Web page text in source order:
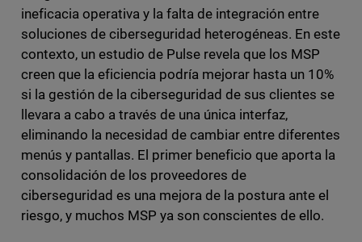
ineficacia operativa y la falta de integración entre
soluciones de ciberseguridad heterogéneas. En este
contexto, un estudio de Pulse revela que los MSP
creen que la eficiencia podría mejorar hasta un 10%
si la gestión de la ciberseguridad de sus clientes se
llevara a cabo a través de una única interfaz,
eliminando la necesidad de cambiar entre diferentes
menús y pantallas. El primer beneficio que aporta la
consolidación de los proveedores de
ciberseguridad es una mejora de la postura ante el
riesgo, y muchos MSP ya son conscientes de ello.